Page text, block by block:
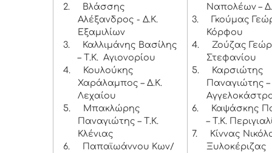
2.
Βλάσσης
Αλέξανδρος - Δ.Κ.
Εξαμιλίων
3.
Καλλιμάνης Βασίλης
– Τ.Κ. Αγιονορίου
4.
Κουλούκης
Χαράλαμπος – Δ.Κ.
Λεχαίου
5.
Μπακλώρης
Παναγιώτης – Τ.Κ.
Κλένιας
6.
Παπαϊωάννου Κων/
Ναπολέων –
3.
Γκούμας
Κόρφου
4.
Ζούζας
Στεφανίου
5.
Καρσιώτης
Παναγιώτης –
6.
Καψάσκης
– Τ.Κ.
7.
Κίννας
Ξυλοκέριζας